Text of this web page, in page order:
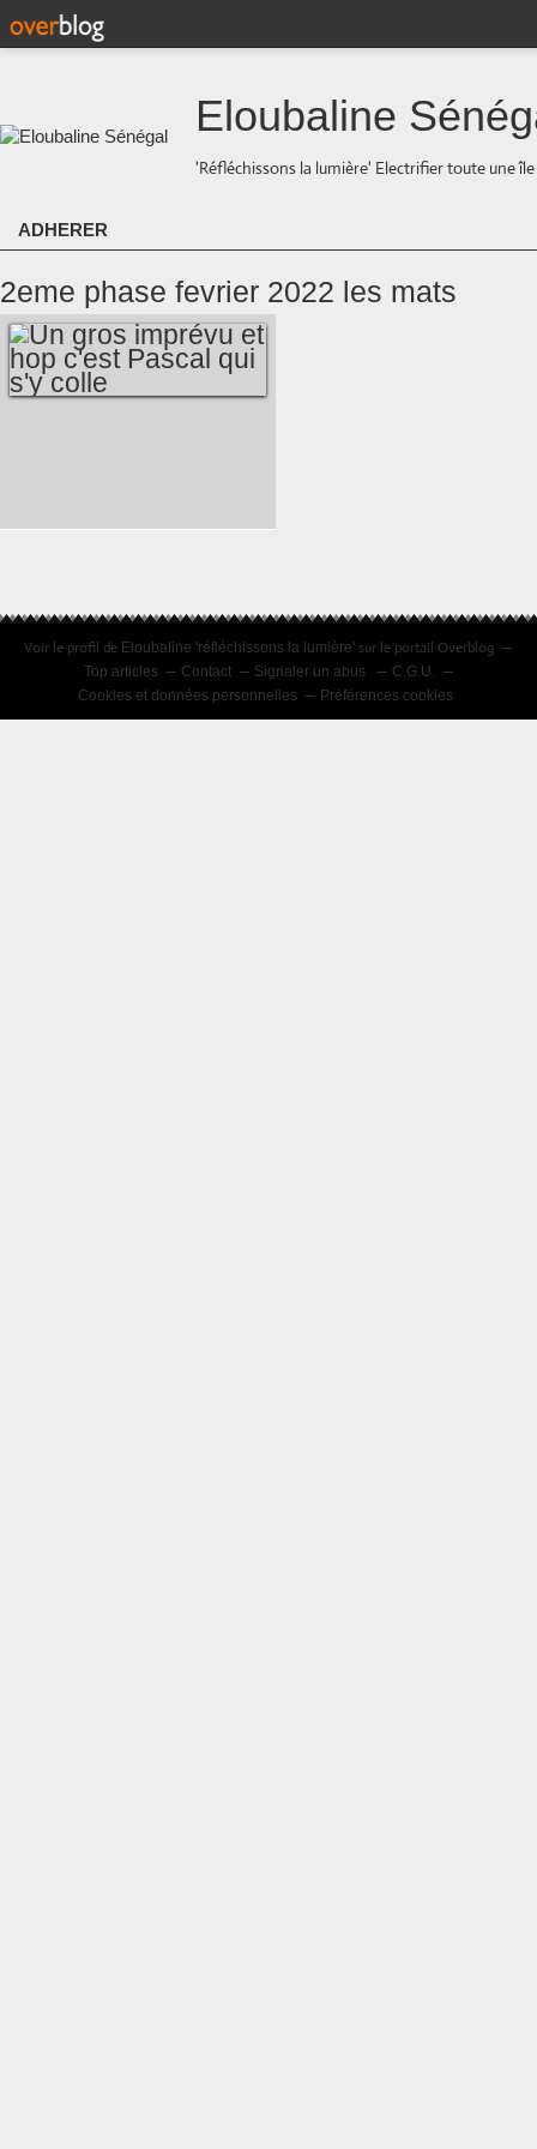
Eloubaline
'Réfléchissons la lumière' Electrifier toute une
ADHERER
2eme phase fevrier 2022 les mats
PASCAL QUI S'Y
Voir le profil de Eloubaline 'réfléchissons la lumière' sur le portail Overblog
Top articles Contact Signaler un abus
C.G.U.
Cookies et données personnelles
Préférences cookies